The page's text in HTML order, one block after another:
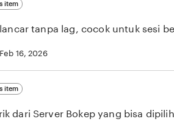
item
tanpa lag, cocok untuk sesi
Feb 16, 2026
item
dari Server Bokep yang bisa